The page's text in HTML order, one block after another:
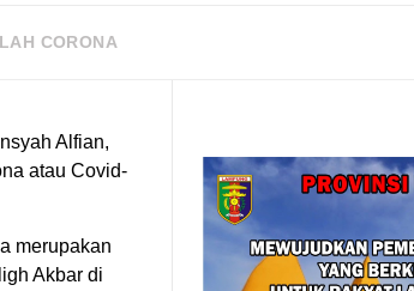
CORONA
Alfian,
atau Covid-
merupakan
Akbar di